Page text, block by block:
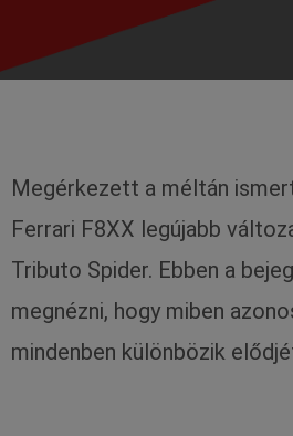
Megérkezett a méltán
Ferrari F8XX legújabb
Tributo Spider. Ebben a
megnézni, hogy miben
mindenben különbözik